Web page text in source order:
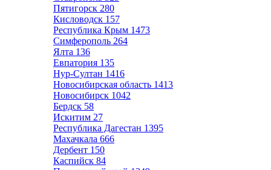
Пятигорск 280
Кисловодск 157
Республика Крым 1473
Симферополь 264
Ялта 136
Евпатория 135
Нур-Султан 1416
Новосибирская область 1413
Новосибирск 1042
Бердск 58
Искитим 27
Республика Дагестан 1395
Махачкала 666
Дербент 150
Каспийск 84